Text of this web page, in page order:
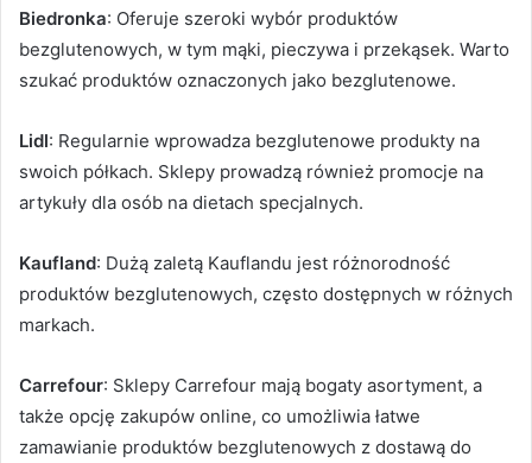
Biedronka: Oferuje szeroki wybór produktów
bezglutenowych, w tym mąki, pieczywa i przekąsek. Warto
szukać produktów oznaczonych jako bezglutenowe.
Lidl: Regularnie wprowadza bezglutenowe produkty na
swoich półkach. Sklepy prowadzą również promocje na
artykuły dla osób na dietach specjalnych.
Kaufland: Dużą zaletą Kauflandu jest różnorodność
produktów bezglutenowych, często dostępnych w różnych
markach.
Carrefour: Sklepy Carrefour mają bogaty asortyment, a
także opcję zakupów online, co umożliwia łatwe
zamawianie produktów bezglutenowych z dostawą do